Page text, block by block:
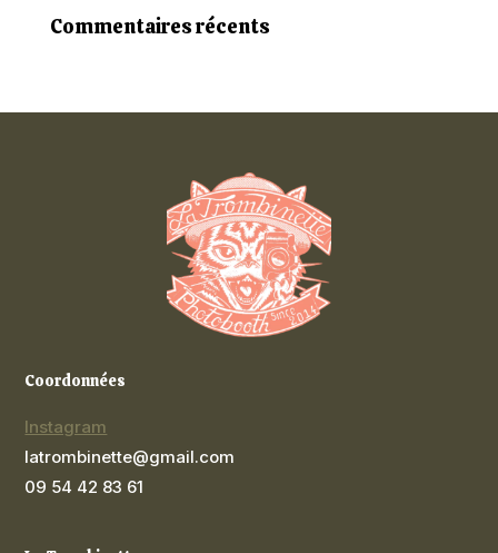
Commentaires récents
Coordonnées
Instagram
latrombinette@gmail.com
09 54 42 83 61